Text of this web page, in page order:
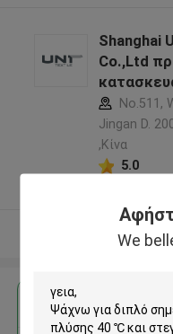
We
Shanghai
Co.,Ltd
No.511,
Jingan D.
,Κίνα
5.0
Αποκτήστε